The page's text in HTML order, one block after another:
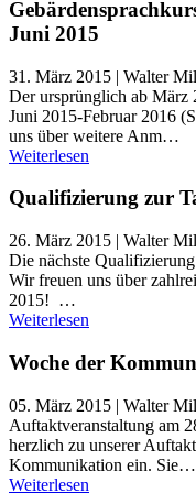
Juni 2015
31. März 2015 | Walter
Der ursprünglich ab März
Juni 2015-Februar 2016
uns über weitere Anm…
Weiterlesen
Qualifizierung zur
26. März 2015 | Walter
Die nächste
Wir freuen uns über
2015! …
Weiterlesen
Woche der
05. März 2015 | Walter
Auftaktveranstaltung am
herzlich zu unserer
Kommunikation ein. Sie…
Weiterlesen